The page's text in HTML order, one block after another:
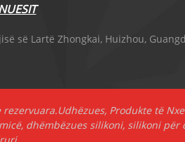
së Lartë Zhongkai, Huizhou,
Udhëzues, Produkte të
, dhëmbëzues silikoni, silikoni për